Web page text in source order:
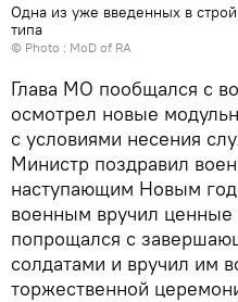
Одна из уже введенных в
типа
© Photo : MoD of RA
Глава МО пообщался с
осмотрел новые
с условиями несения
Министр поздравил
наступающим Новым
военным вручил
попрощался с
солдатами и вручил им
торжественной